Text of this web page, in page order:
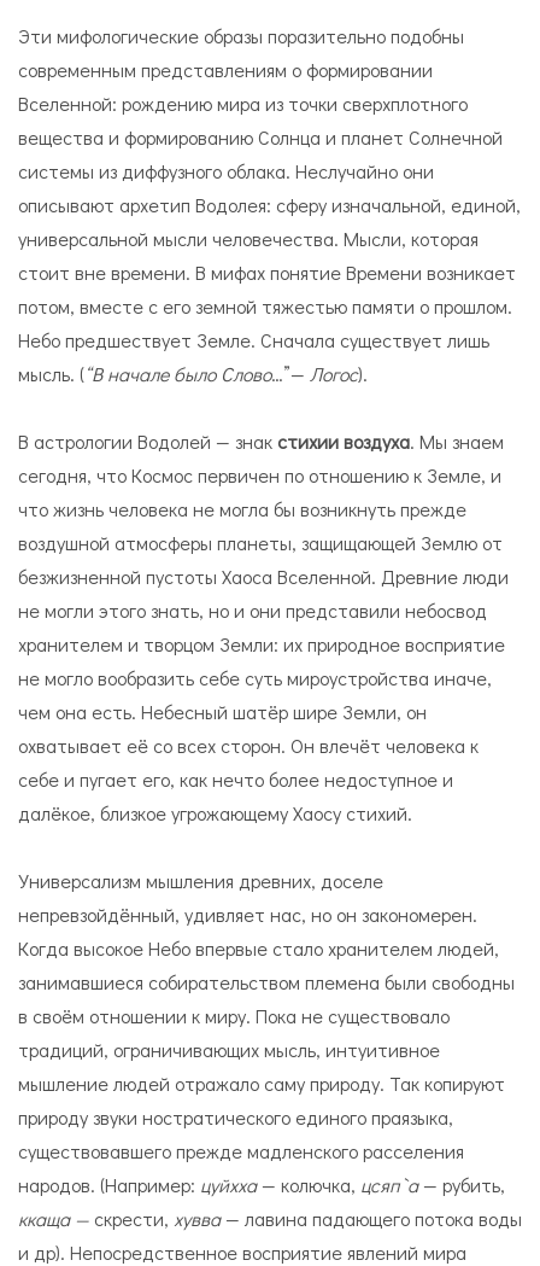
Эти мифологические образы поразительно подобны
современным представлениям о формировании
Вселенной: рождению мира из точки сверхплотного
вещества и формированию Солнца и планет Солнечной
системы из диффузного облака. Неслучайно они
описывают архетип Водолея: сферу изначальной, единой,
универсальной мысли человечества. Мысли, которая
стоит вне времени. В мифах понятие Времени возникает
потом, вместе с его земной тяжестью памяти о прошлом.
Небо предшествует Земле. Сначала существует лишь
мысль. (“В начале было Слово…”— Логос).
В астрологии Водолей — знак стихии воздуха. Мы знаем
сегодня, что Космос первичен по отношению к Земле, и
что жизнь человека не могла бы возникнуть прежде
воздушной атмосферы планеты, защищающей Землю от
безжизненной пустоты Хаоса Вселенной. Древние люди
не могли этого знать, но и они представили небосвод
хранителем и творцом Земли: их природное восприятие
не могло вообразить себе суть мироустройства иначе,
чем она есть. Небесный шатёр шире Земли, он
охватывает её со всех сторон. Он влечёт человека к
себе и пугает его, как нечто более недоступное и
далёкое, близкое угрожающему Хаосу стихий.
Универсализм мышления древних, доселе
непревзойдённый, удивляет нас, но он закономерен.
Когда высокое Небо впервые стало хранителем людей,
занимавшиеся собирательством племена были свободны
в своём отношении к миру. Пока не существовало
традиций, ограничивающих мысль, интуитивное
мышление людей отражало саму природу. Так копируют
природу звуки ностратического единого праязыка,
существовавшего прежде мадленского расселения
народов. (Например: цуйхха— колючка, цсяп`а— рубить,
ккаща — скрести, хувва— лавина падающего потока воды
и др). Непосредственное восприятие явлений мира